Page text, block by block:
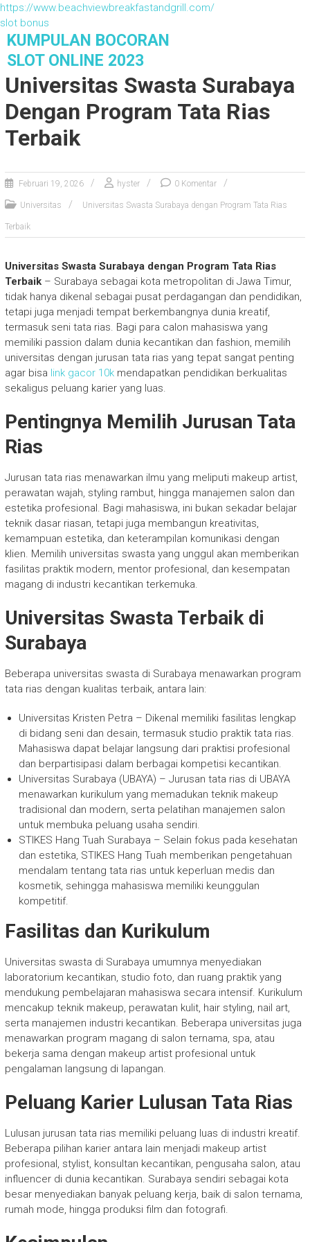
https://www.beachviewbreakfastandgrill.com/
slot bonus
e
KUMPULAN BOCORAN
SLOT ONLINE 2023
Universitas Swasta Surabaya
Dengan Program Tata Rias
Terbaik
Februari 19, 2026 hyster 0 Komentar
Universitas Universitas Swasta Surabaya dengan Program Tata Rias
Terbaik
Universitas Swasta Surabaya dengan Program Tata Rias
Terbaik– Surabaya sebagai kota metropolitan di Jawa Timur,
tidak hanya dikenal sebagai pusat perdagangan dan pendidikan,
tetapi juga menjadi tempat berkembangnya dunia kreatif,
termasuk seni tata rias. Bagi para calon mahasiswa yang
memiliki passion dalam dunia kecantikan dan fashion, memilih
universitas dengan jurusan tata rias yang tepat sangat penting
agar bisa link gacor 10kmendapatkan pendidikan berkualitas
sekaligus peluang karier yang luas.
Pentingnya Memilih Jurusan Tata
Rias
Jurusan tata rias menawarkan ilmu yang meliputi makeup artist,
perawatan wajah, styling rambut, hingga manajemen salon dan
estetika profesional. Bagi mahasiswa, ini bukan sekadar belajar
teknik dasar riasan, tetapi juga membangun kreativitas,
kemampuan estetika, dan keterampilan komunikasi dengan
klien. Memilih universitas swasta yang unggul akan memberikan
fasilitas praktik modern, mentor profesional, dan kesempatan
magang di industri kecantikan terkemuka.
Universitas Swasta Terbaik di
Surabaya
Beberapa universitas swasta di Surabaya menawarkan program
tata rias dengan kualitas terbaik, antara lain:
Universitas Kristen Petra – Dikenal memiliki fasilitas lengkap
di bidang seni dan desain, termasuk studio praktik tata rias.
Mahasiswa dapat belajar langsung dari praktisi profesional
dan berpartisipasi dalam berbagai kompetisi kecantikan.
Universitas Surabaya (UBAYA) – Jurusan tata rias di UBAYA
menawarkan kurikulum yang memadukan teknik makeup
tradisional dan modern, serta pelatihan manajemen salon
untuk membuka peluang usaha sendiri.
STIKES Hang Tuah Surabaya – Selain fokus pada kesehatan
dan estetika, STIKES Hang Tuah memberikan pengetahuan
mendalam tentang tata rias untuk keperluan medis dan
kosmetik, sehingga mahasiswa memiliki keunggulan
kompetitif.
Fasilitas dan Kurikulum
Universitas swasta di Surabaya umumnya menyediakan
laboratorium kecantikan, studio foto, dan ruang praktik yang
mendukung pembelajaran mahasiswa secara intensif. Kurikulum
mencakup teknik makeup, perawatan kulit, hair styling, nail art,
serta manajemen industri kecantikan. Beberapa universitas juga
menawarkan program magang di salon ternama, spa, atau
bekerja sama dengan makeup artist profesional untuk
pengalaman langsung di lapangan.
Peluang Karier Lulusan Tata Rias
Lulusan jurusan tata rias memiliki peluang luas di industri kreatif.
Beberapa pilihan karier antara lain menjadi makeup artist
profesional, stylist, konsultan kecantikan, pengusaha salon, atau
influencer di dunia kecantikan. Surabaya sendiri sebagai kota
besar menyediakan banyak peluang kerja, baik di salon ternama,
rumah mode, hingga produksi film dan fotografi.